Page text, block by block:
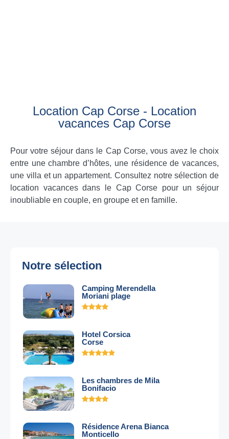
Location Cap Corse - Location
vacances Cap Corse
Pour votre séjour dans le Cap Corse, vous avez le choix
entre une chambre d’hôtes, une résidence de vacances,
une villa et un appartement. Consultez notre sélection de
location vacances dans le Cap Corse pour un séjour
inoubliable en couple, en groupe et en famille.
Notre sélection
Camping Merendella
Moriani plage
Hotel Corsica
Corse
Les chambres de Mila
Bonifacio
Résidence Arena Bianca
Monticello